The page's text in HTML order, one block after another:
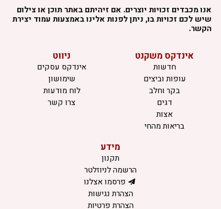
אנו מכבדים זכויות יוצרים. אם זיהיתם באתר תוכן או צילום
שיש לכם זכויות בו, ניתן לפנות אלינו באמצעות עמוד יצירת
הקשר.
אינדקס משקנט
חדשות
עופות וביצים
בקר וחלב
דגים
אצות
בריאות מהחי
ניווט
אינדקס עסקים
שימושון
לוח מודעות
צרו קשר
מידע
תקנון
הרשמה לניוזלטר
פרסמו אצלנו
הצהרת נגישות
הצהרת פרטיות